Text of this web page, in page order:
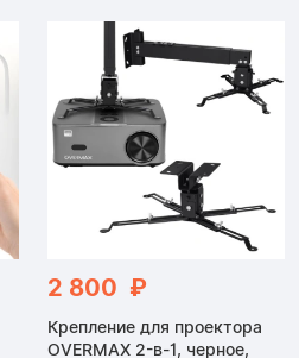
2 800 ₽
Крепление для проектора
OVERMAX 2-в-1, черное,